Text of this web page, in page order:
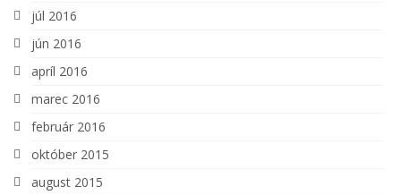
júl 2016
jún 2016
apríl 2016
marec 2016
február 2016
október 2015
august 2015